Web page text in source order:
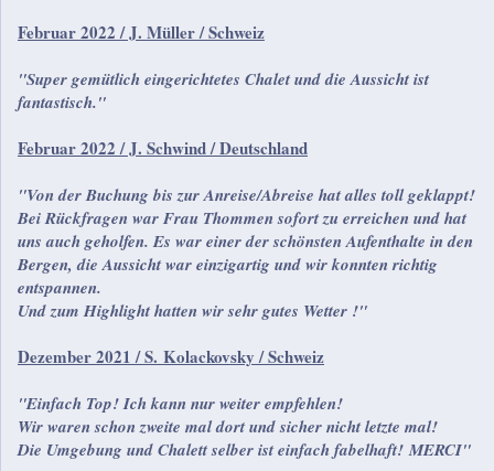
Februar 2022 / J. Müller / Schweiz
"Super gemütlich eingerichtetes Chalet und die Aussicht ist
fantastisch."
Februar 2022 / J. Schwind / Deutschland
"Von der Buchung bis zur Anreise/Abreise hat alles toll geklappt!
Bei Rückfragen war Frau Thommen sofort zu erreichen und hat
uns auch geholfen. Es war einer der schönsten Aufenthalte in den
Bergen, die Aussicht war einzigartig und wir konnten richtig
entspannen.
Und zum Highlight hatten wir sehr gutes Wetter !"
Dezember 2021 / S. Kolackovsky / Schweiz
"Einfach Top! Ich kann nur weiter empfehlen!
Wir waren schon zweite mal dort und sicher nicht letzte mal!
Die Umgebung und Chalett selber ist einfach fabelhaft! MERCI"